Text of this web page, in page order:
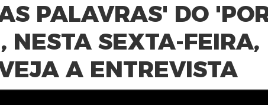
PALAVRAS' DO
NESTA SEXTA-FEIRA,
A ENTREVISTA